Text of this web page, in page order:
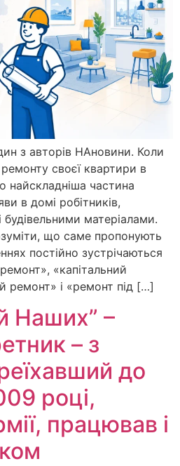
з авторів НАновини. Коли
своєї квартири в
найскладніша частина
в домі робітників,
будівельними матеріалами.
що саме пропонують
постійно зустрічаються
«капітальний
ремонт» і «ремонт під […]
Наших” –
– з
до
році,
працював і